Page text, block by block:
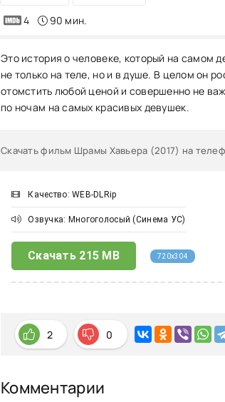
4 90 мин.
Это история о человеке, который на самом
не только на теле, но и в душе. В целом он
отомстить любой ценой и совершенно не
по ночам на самых красивых девушек.
Скачать фильм Шрамы Хавьера (2017) на
Качество: WEB-DLRip
Озвучка: Многоголосый (Синема УС)
Скачать 215 MB 720x304
2 0
Комментарии